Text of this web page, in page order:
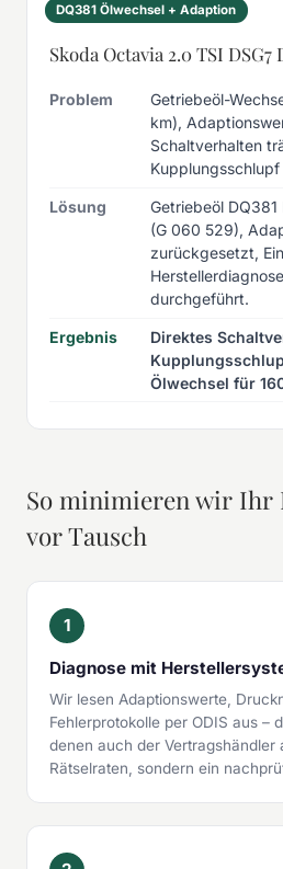
DQ381 Ölwechsel + Adaption
Skoda Octavia 2.0 TSI DSG7
Problem
Getriebeöl-
km),
Schaltverhalten
Lösung
Getriebeöl
(G 060 529),
zurückgesetzt,
durchgeführt.
Ergebnis
Direktes
Ölwechsel für
So minimieren wir Ihr
vor Tausch
1
Diagnose mit
Wir lesen Adaptionswerte,
Fehlerprotokolle per ODIS aus –
denen auch der Vertragshändler
Rätselraten, sondern ein